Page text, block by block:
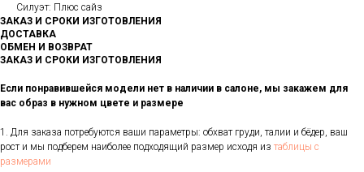
Силуэт: Плюс сайз
ЗАКАЗ И СРОКИ ИЗГОТОВЛЕНИЯ
ДОСТАВКА
ОБМЕН И ВОЗВРАТ
ЗАКАЗ И СРОКИ ИЗГОТОВЛЕНИЯ
Если понравившейся модели нет в наличии в салоне, мы закажем для
вас образ в нужном цвете и размере
1. Для заказа потребуются ваши параметры: обхват груди, талии и бёдер, ваш
рост и мы подберем наиболее подходящий размер исходя из таблицы с
размерами